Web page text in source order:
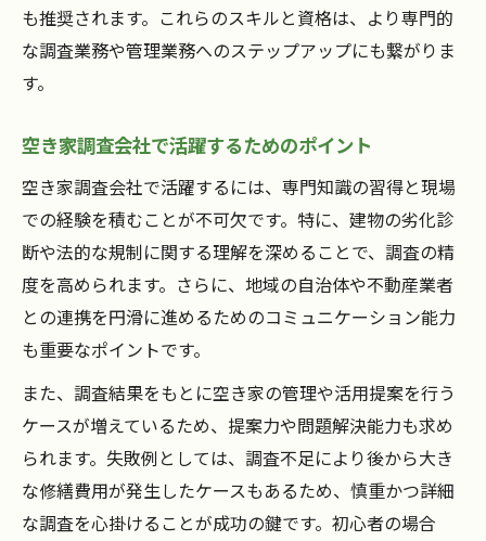
も推奨されます。これらのスキルと資格は、より専門的
な調査業務や管理業務へのステップアップにも繋がりま
す。
空き家調査会社で活躍するためのポイント
空き家調査会社で活躍するには、専門知識の習得と現場
での経験を積むことが不可欠です。特に、建物の劣化診
断や法的な規制に関する理解を深めることで、調査の精
度を高められます。さらに、地域の自治体や不動産業者
との連携を円滑に進めるためのコミュニケーション能力
も重要なポイントです。
また、調査結果をもとに空き家の管理や活用提案を行う
ケースが増えているため、提案力や問題解決能力も求め
られます。失敗例としては、調査不足により後から大き
な修繕費用が発生したケースもあるため、慎重かつ詳細
な調査を心掛けることが成功の鍵です。初心者の場合